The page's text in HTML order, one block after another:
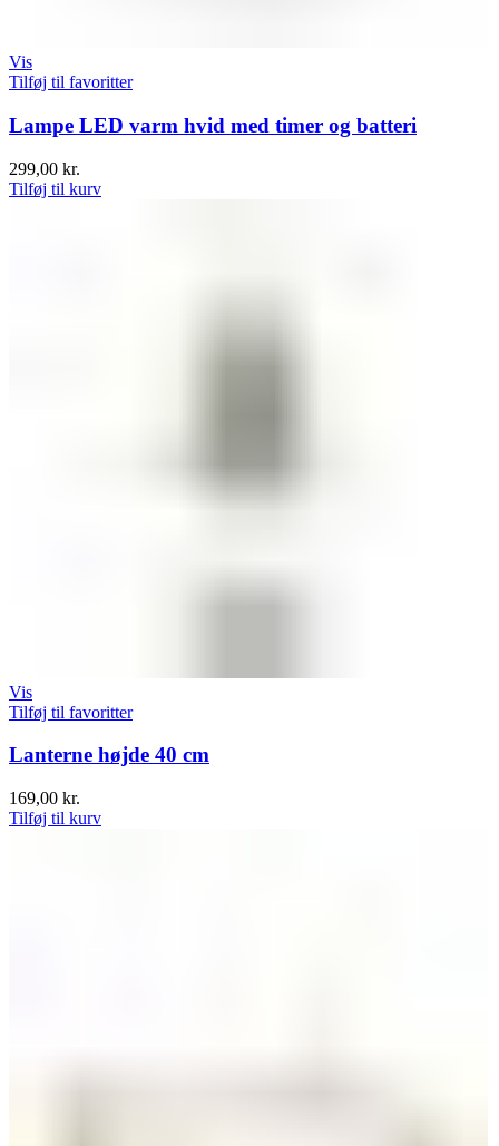
Vis
Tilføj til favoritter
Lampe LED varm hvid med timer og batteri
299,00 kr.
Tilføj til kurv
Vis
Tilføj til favoritter
Lanterne højde 40 cm
169,00 kr.
Tilføj til kurv